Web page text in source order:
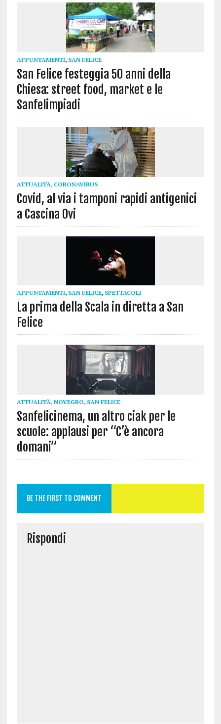
APPUNTAMENTI, SAN FELICE
San Felice festeggia 50 anni della
Chiesa: street food, market e le
Sanfelimpiadi
ATTUALITÀ, CORONAVIRUS
Covid, al via i tamponi rapidi antigenici
a Cascina Ovi
APPUNTAMENTI, SAN FELICE, SPETTACOLI
La prima della Scala in diretta a San
Felice
ATTUALITÀ, NOVEGRO, SAN FELICE
Sanfelicinema, un altro ciak per le
scuole: applausi per “C’è ancora
domani”
BE THE FIRST TO COMMENT
Rispondi